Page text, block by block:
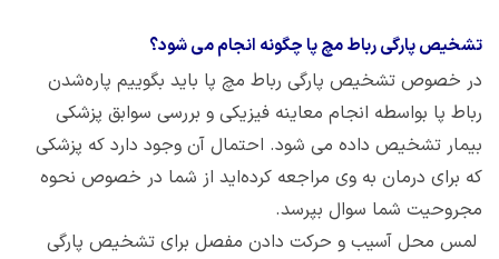
تشخیص پارگی رباط مچ پا چگونه انجام می شود؟
در خصوص تشخیص پارگی رباط مچ پا باید بگوییم پاره‌شدن
رباط پا بواسطه انجام معاینه فیزیکی و بررسی سوابق پزشکی
بیمار تشخیص داده می شود. احتمال آن وجود دارد که پزشکی
که برای درمان به وی مراجعه کرده‌اید از شما در خصوص نحوه
مجروحیت شما سوال بپرسد.
لمس محل آسیب و حرکت دادن مفصل برای تشخیص پارگی